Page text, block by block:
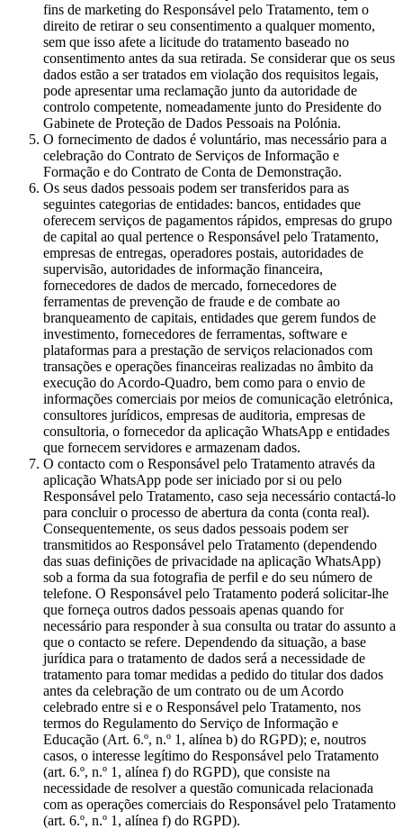
fins de marketing do Responsável pelo Tratamento, tem o
direito de retirar o seu consentimento a qualquer momento,
sem que isso afete a licitude do tratamento baseado no
consentimento antes da sua retirada. Se considerar que os seus
dados estão a ser tratados em violação dos requisitos legais,
pode apresentar uma reclamação junto da autoridade de
controlo competente, nomeadamente junto do Presidente do
Gabinete de Proteção de Dados Pessoais na Polónia.
O fornecimento de dados é voluntário, mas necessário para a
celebração do Contrato de Serviços de Informação e
Formação e do Contrato de Conta de Demonstração.
Os seus dados pessoais podem ser transferidos para as
seguintes categorias de entidades: bancos, entidades que
oferecem serviços de pagamentos rápidos, empresas do grupo
de capital ao qual pertence o Responsável pelo Tratamento,
empresas de entregas, operadores postais, autoridades de
supervisão, autoridades de informação financeira,
fornecedores de dados de mercado, fornecedores de
ferramentas de prevenção de fraude e de combate ao
branqueamento de capitais, entidades que gerem fundos de
investimento, fornecedores de ferramentas, software e
plataformas para a prestação de serviços relacionados com
transações e operações financeiras realizadas no âmbito da
execução do Acordo-Quadro, bem como para o envio de
informações comerciais por meios de comunicação eletrónica,
consultores jurídicos, empresas de auditoria, empresas de
consultoria, o fornecedor da aplicação WhatsApp e entidades
que fornecem servidores e armazenam dados.
O contacto com o Responsável pelo Tratamento através da
aplicação WhatsApp pode ser iniciado por si ou pelo
Responsável pelo Tratamento, caso seja necessário contactá-lo
para concluir o processo de abertura da conta (conta real).
Consequentemente, os seus dados pessoais podem ser
transmitidos ao Responsável pelo Tratamento (dependendo
das suas definições de privacidade na aplicação WhatsApp)
sob a forma da sua fotografia de perfil e do seu número de
telefone. O Responsável pelo Tratamento poderá solicitar-lhe
que forneça outros dados pessoais apenas quando for
necessário para responder à sua consulta ou tratar do assunto a
que o contacto se refere. Dependendo da situação, a base
jurídica para o tratamento de dados será a necessidade de
tratamento para tomar medidas a pedido do titular dos dados
antes da celebração de um contrato ou de um Acordo
celebrado entre si e o Responsável pelo Tratamento, nos
termos do Regulamento do Serviço de Informação e
Educação (Art. 6.º, n.º 1, alínea b) do RGPD); e, noutros
casos, o interesse legítimo do Responsável pelo Tratamento
(art. 6.º, n.º 1, alínea f) do RGPD), que consiste na
necessidade de resolver a questão comunicada relacionada
com as operações comerciais do Responsável pelo Tratamento
(art. 6.º, n.º 1, alínea f) do RGPD).